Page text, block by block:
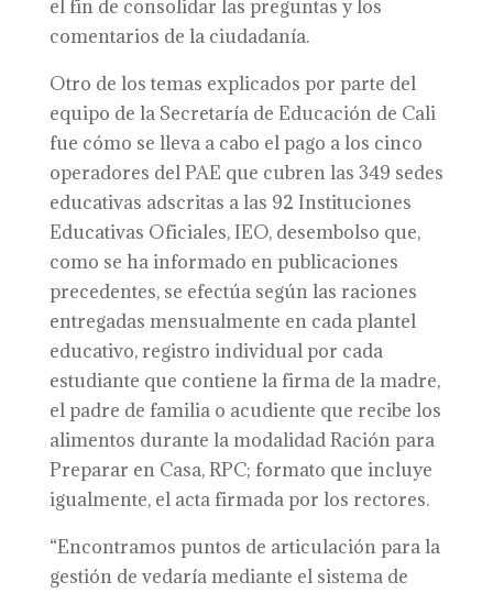
el fin de consolidar las preguntas y los
comentarios de la ciudadanía.
Otro de los temas explicados por parte del
equipo de la Secretaría de Educación de Cali
fue cómo se lleva a cabo el pago a los cinco
operadores del PAE que cubren las 349 sedes
educativas adscritas a las 92 Instituciones
Educativas Oficiales, IEO, desembolso que,
como se ha informado en publicaciones
precedentes, se efectúa según las raciones
entregadas mensualmente en cada plantel
educativo, registro individual por cada
estudiante que contiene la firma de la madre,
el padre de familia o acudiente que recibe los
alimentos durante la modalidad Ración para
Preparar en Casa, RPC; formato que incluye
igualmente, el acta firmada por los rectores.
“Encontramos puntos de articulación para la
gestión de vedaría mediante el sistema de